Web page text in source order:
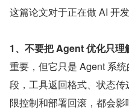
这篇论文对于正在做 AI 开
1、不要把 Agent 优化只理
重要，但它只是 Agent 系
段，工具返回格式、状态
限控制和部署回滚，都会影